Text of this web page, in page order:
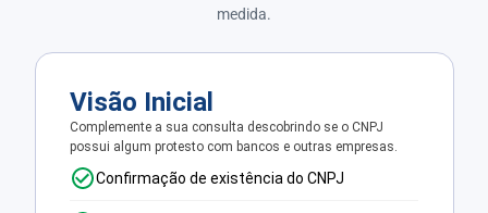
medida.
Visão Inicial
Complemente a sua consulta descobrindo se o CNPJ
possui algum protesto com bancos e outras empresas.
Confirmação de existência do CNPJ